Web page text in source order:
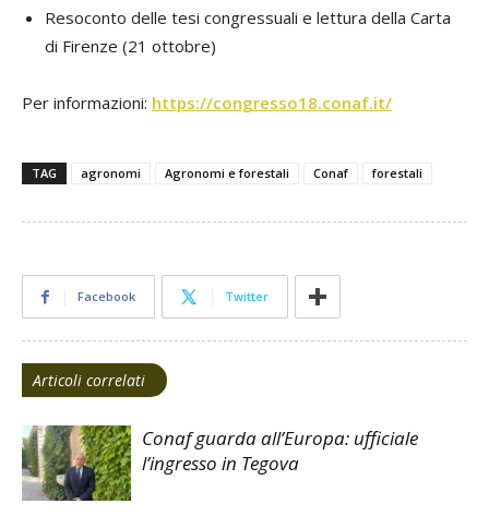
Resoconto delle tesi congressuali e lettura della Carta
di Firenze (21 ottobre)
Per informazioni: https://congresso18.conaf.it/
TAG agronomi Agronomi e forestali Conaf forestali
Facebook Twitter
Articoli correlati
Conaf guarda all’Europa: ufficiale
l’ingresso in Tegova